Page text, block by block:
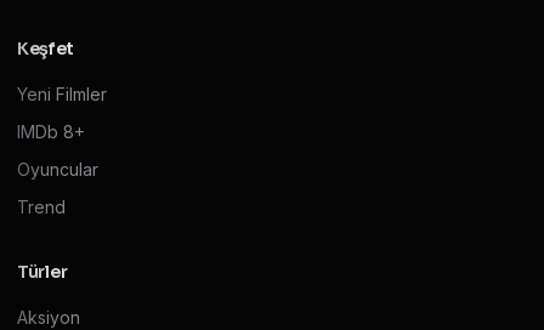
Keşfet
Yeni Filmler
IMDb 8+
Oyuncular
Trend
Türler
Aksiyon